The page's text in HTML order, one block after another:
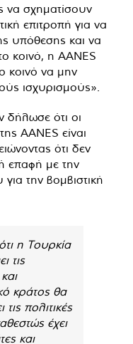
να σχηματίσουν
επιτροπή για να
υπόθεσης και να
κοινό, η AANES
κοινό να μην
ισχυρισμούς».
ότι οι
AANES είναι
ότι δεν
επαφή με την
την βομβιστική
η Τουρκία
τις
κράτος θα
πολιτικές
έχει
και